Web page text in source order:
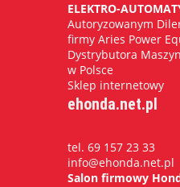
ELEKTRO-
Autoryzowanym
firmy Aries Power
Dystrybutora
w Polsce
Sklep internetowy
ehonda.net.pl
tel. 69 157 23 33
info@ehonda.net.pl
Salon firmowy